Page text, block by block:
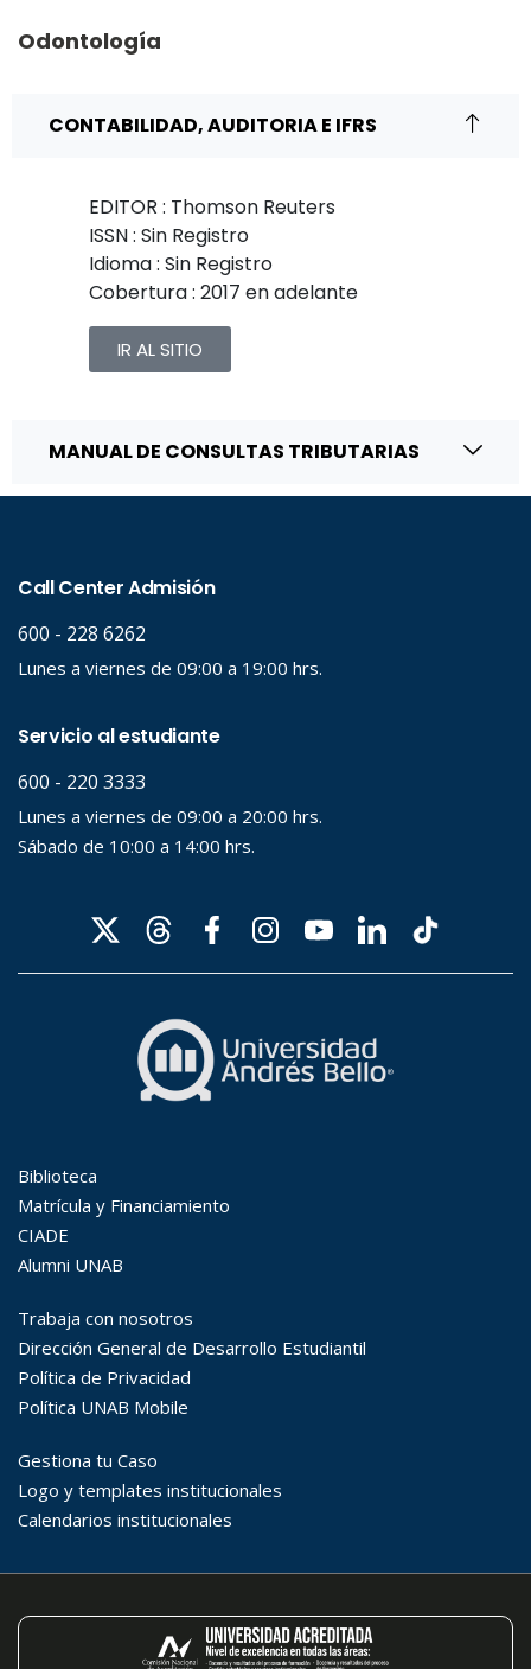
Odontología
CONTABILIDAD, AUDITORIA E IFRS
EDITOR : Thomson Reuters
ISSN : Sin Registro
Idioma : Sin Registro
Cobertura : 2017 en adelante
IR AL SITIO
MANUAL DE CONSULTAS TRIBUTARIAS